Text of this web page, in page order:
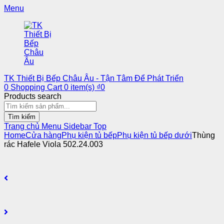
Menu
TK Thiết Bị Bếp Châu Âu - Tận Tâm Để Phát Triển
0 Shopping Cart 0 item(s) ₫0
Products search
Tìm kiếm
Trang chủ Menu Sidebar Top
HomeCửa hàngPhụ kiện tủ bếpPhụ kiện tủ bếp dướiThùng
rác Hafele Viola 502.24.003